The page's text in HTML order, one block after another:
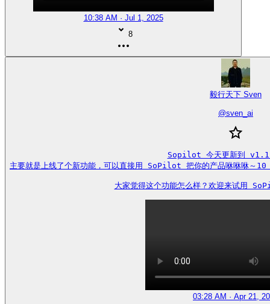
10:38 AM · Jul 1, 2025
8
毅行天下 Sven
@sven_ai
Sopilot 今天更新到
主要就是上线了个新功能，可以直接用 SoPilot 把你的产品咻咻咻～
大家觉得这个功能怎么样？欢迎来试用
03:28 AM · Apr 21,